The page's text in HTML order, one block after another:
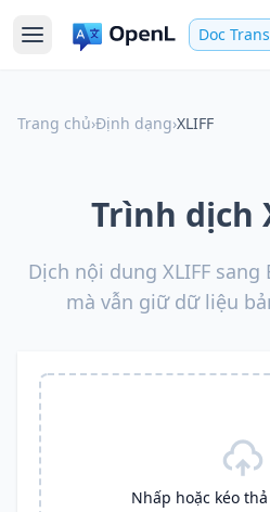
Doc
Trang chủ›Định dạng›XLIFF
Trình dịch
Dịch nội dung XLIFF
mà vẫn giữ dữ liệu
Nhấp hoặc kéo